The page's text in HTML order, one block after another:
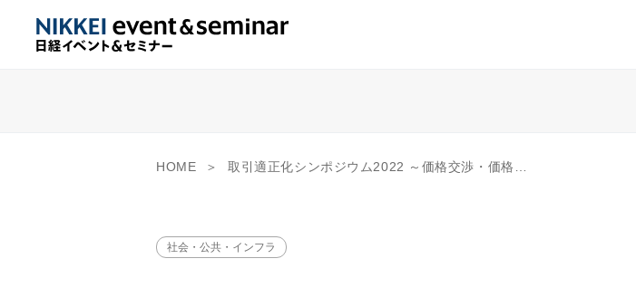
HOME 取引適正化シンポジウム2022 ～価格交渉・価格転嫁の実現に向けて～
社会・公共・インフラ